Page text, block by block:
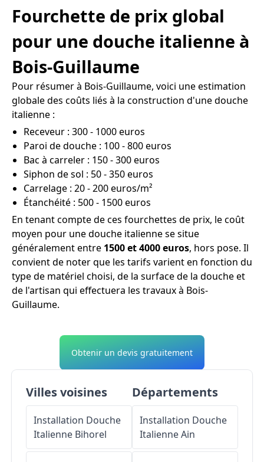
Fourchette de prix global
pour une douche italienne à
Bois-Guillaume
Pour résumer à Bois-Guillaume, voici une estimation
globale des coûts liés à la construction d'une douche
italienne :
Receveur : 300 - 1000 euros
Paroi de douche : 100 - 800 euros
Bac à carreler : 150 - 300 euros
Siphon de sol : 50 - 350 euros
Carrelage : 20 - 200 euros/m²
Étanchéité : 500 - 1500 euros
En tenant compte de ces fourchettes de prix, le coût
moyen pour une douche italienne se situe
généralement entre 1500 et 4000 euros, hors pose. Il
convient de noter que les tarifs varient en fonction du
type de matériel choisi, de la surface de la douche et
de l'artisan qui effectuera les travaux à Bois-
Guillaume.
Obtenir un devis gratuitement
Villes voisines
Installation Douche
Italienne Bihorel
Départements
Installation Douche
ItalienneAin